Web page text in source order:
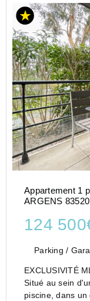
ACHAT
APPARTEMENT
PROVENCE-
ALPES-
COTE-D-
AZUR
VAR
(83)
LES
ISSAMBRES
(83380)
Appartement 1
ARGENS 83520
124
Parking /
EXCLUSIVITÉ
Situé au sein
piscine, dans